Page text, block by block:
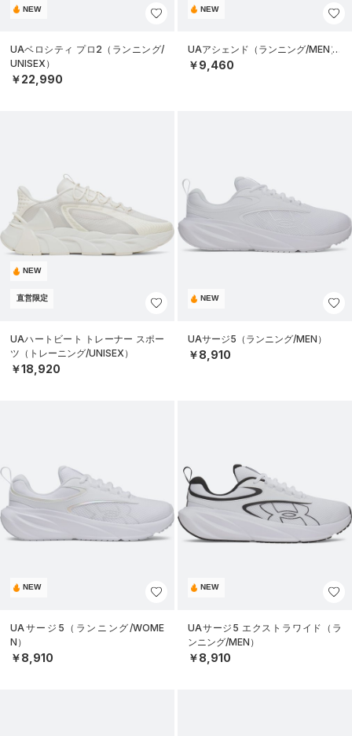
NEW
UAベロシティ プロ2（ランニング/
UNISEX）
￥22,990
NEW
UAアシェンド（ランニング/MEN）
￥9,460
NEW
直営限定
UAハートビート トレーナー スポー
ツ（トレーニング/UNISEX）
￥18,920
NEW
UAサージ5（ランニング/MEN）
￥8,910
NEW
UAサージ5（ランニング/WOME
N）
￥8,910
NEW
UAサージ5 エクストラワイド（ラ
ンニング/MEN）
￥8,910